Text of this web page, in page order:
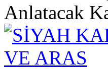
Anlatacak